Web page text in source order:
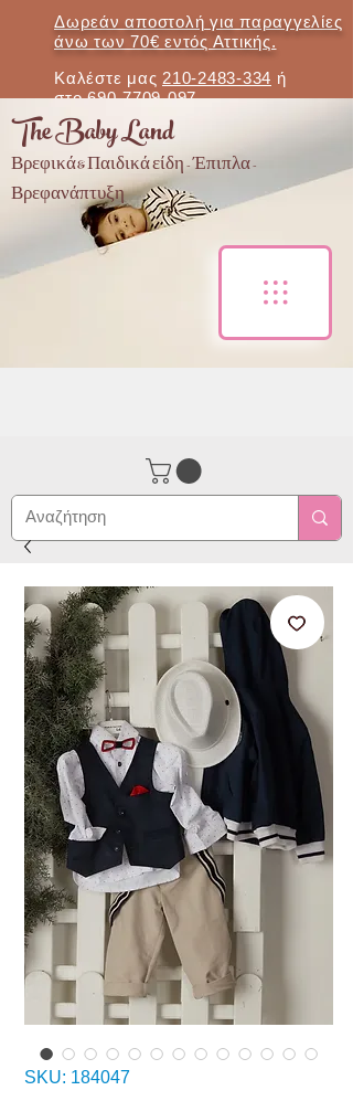
Δωρεάν αποστολή για παραγγελίες
άνω των 70€ εντός Αττικής.
Καλέστε μας 210-2483-334 ή
στο690-7709-097
The Baby Land
Βρεφικά & Παιδικά είδη - Έπιπλα -
Βρεφανάπτυξη
SKU: 184047